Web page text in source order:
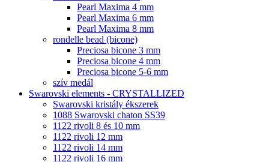
Pearl Maxima 4 mm
Pearl Maxima 6 mm
Pearl Maxima 8 mm
rondelle bead (bicone)
Preciosa bicone 3 mm
Preciosa bicone 4 mm
Preciosa bicone 5-6 mm
szív medál
Swarovski elements - CRYSTALLIZED
Swarovski kristály ékszerek
1088 Swarovski chaton SS39
1122 rivoli 8 és 10 mm
1122 rivoli 12 mm
1122 rivoli 14 mm
1122 rivoli 16 mm